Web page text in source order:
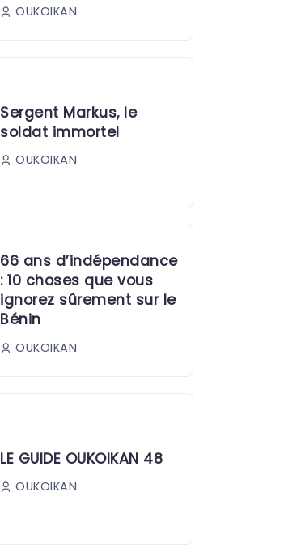
OUKOIKAN
Sergent Markus, le
soldat immortel
OUKOIKAN
66 ans d’indépendance
: 10 choses que vous
ignorez sûrement sur le
Bénin
OUKOIKAN
LE GUIDE OUKOIKAN 48
OUKOIKAN